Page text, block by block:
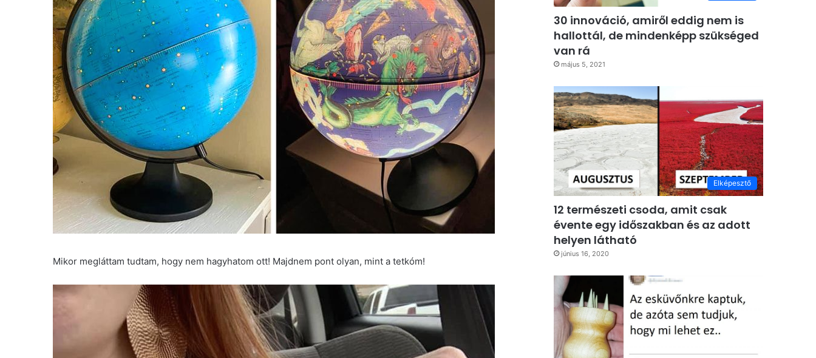
Mikor megláttam tudtam, hogy nem hagyhatom ott! Majdnem pont olyan, mint a tetkóm!
30 innováció, amiről eddig nem is
hallottál, de mindenképp szükséged
van rá
május 5, 2021
Elképesztő
12 természeti csoda, amit csak
évente egy időszakban és az adott
helyen látható
június 16, 2020